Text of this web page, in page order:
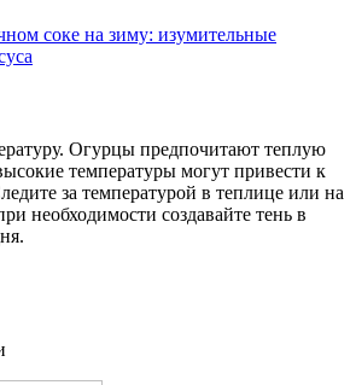
соке на зиму: изумительные
Огурцы предпочитают теплую
температуры могут привести к
за температурой в теплице или на
необходимости создавайте тень в